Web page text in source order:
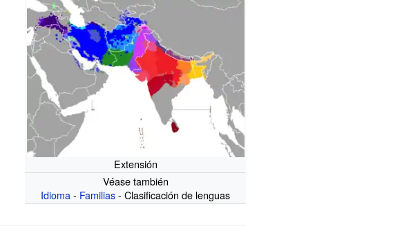
Extensión
Véase también
Idioma- Familias- Clasificación de lenguas